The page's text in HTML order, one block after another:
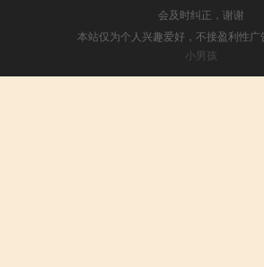
会及时纠正，谢谢
本站仅为个人兴趣爱好，不接盈利性广
小男孩